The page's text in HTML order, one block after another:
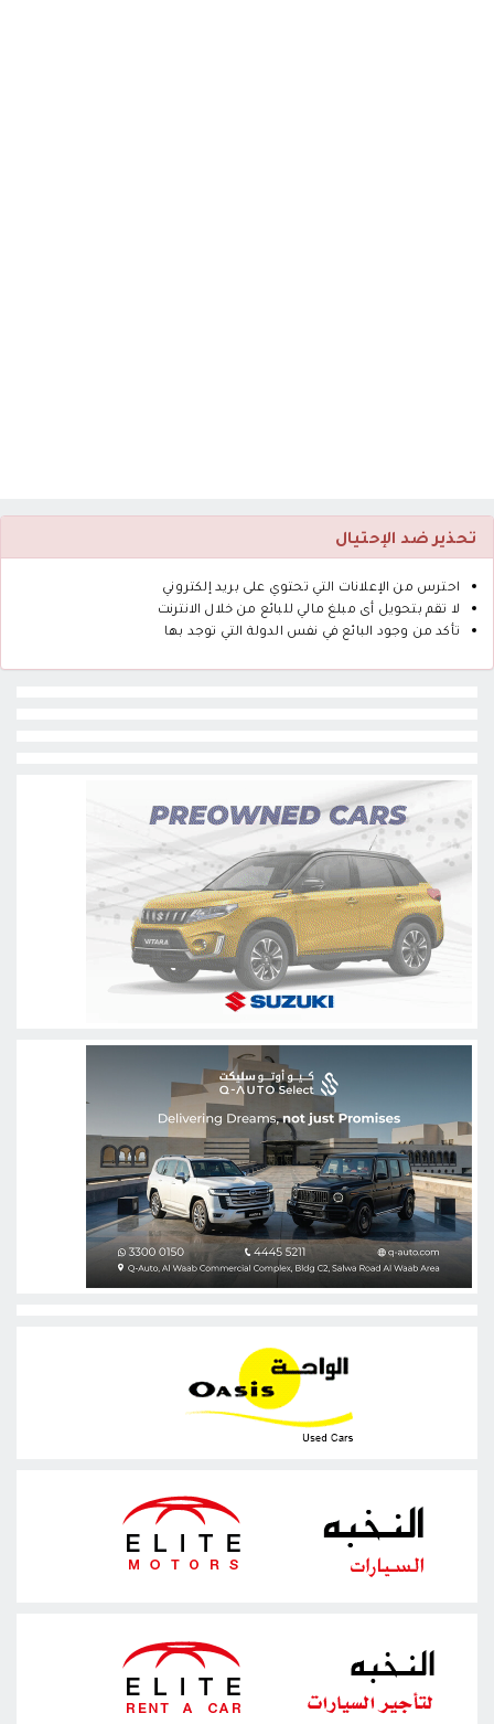
تحذير ضد الإحتيال
احترس من الإعلانات التي تحتوي على بريد إلكتروني
لا تقم بتحويل أى مبلغ مالي للبائع من خلال الانترنت
تأكد من وجود البائع في نفس الدولة التي توجد بها